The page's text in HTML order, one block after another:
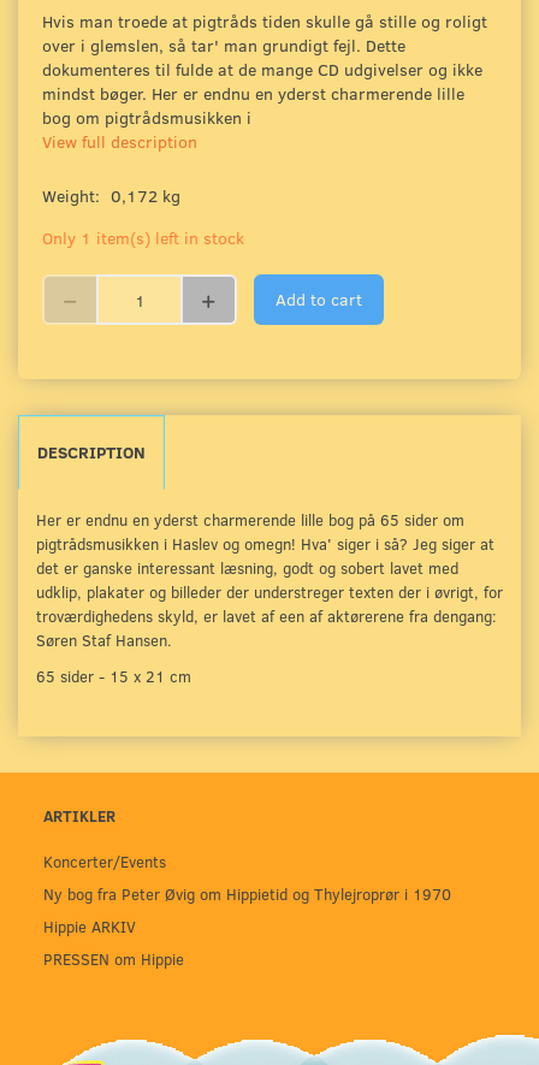
Hvis man troede at pigtråds tiden skulle gå stille og roligt
over i glemslen, så tar' man grundigt fejl. Dette
dokumenteres til fulde at de mange CD udgivelser og ikke
mindst bøger. Her er endnu en yderst charmerende lille
bog om pigtrådsmusikken i
View full description
Weight: 0,172 kg
Only 1 item(s) left in stock
Add to cart
DESCRIPTION
Her er endnu en yderst charmerende lille bog på 65 sider om
pigtrådsmusikken i Haslev og omegn! Hva' siger i så? Jeg siger at
det er ganske interessant læsning, godt og sobert lavet med
udklip, plakater og billeder der understreger texten der i øvrigt, for
troværdighedens skyld, er lavet af een af aktørerene fra dengang:
Søren Staf Hansen.
65 sider - 15 x 21 cm
ARTIKLER
Koncerter/Events
Ny bog fra Peter Øvig om Hippietid og Thylejroprør i 1970
Hippie ARKIV
PRESSEN om Hippie